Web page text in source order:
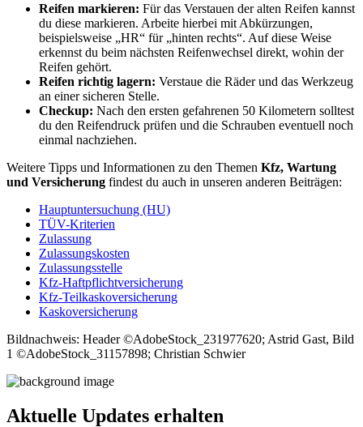
Reifen markieren: Für das Verstauen der alten Reifen kannst
du diese markieren. Arbeite hierbei mit Abkürzungen,
beispielsweise „HR“ für „hinten rechts“. Auf diese Weise
erkennst du beim nächsten Reifenwechsel direkt, wohin der
Reifen gehört.
Reifen richtig lagern: Verstaue die Räder und das Werkzeug
an einer sicheren Stelle.
Checkup: Nach den ersten gefahrenen 50 Kilometern solltest
du den Reifendruck prüfen und die Schrauben eventuell noch
einmal nachziehen.
Weitere Tipps und Informationen zu den Themen Kfz, Wartung
und Versicherung findest du auch in unseren anderen Beiträgen:
Hauptuntersuchung (HU)
TÜV-Kriterien
Zulassung
Zulassungskosten
Zulassungsstelle
Kfz-Haftpflichtversicherung
Kfz-Teilkaskoversicherung
Kaskoversicherung
Bildnachweis: Header ©AdobeStock_231977620; Astrid Gast, Bild
1 ©AdobeStock_31157898; Christian Schwier
Aktuelle Updates erhalten